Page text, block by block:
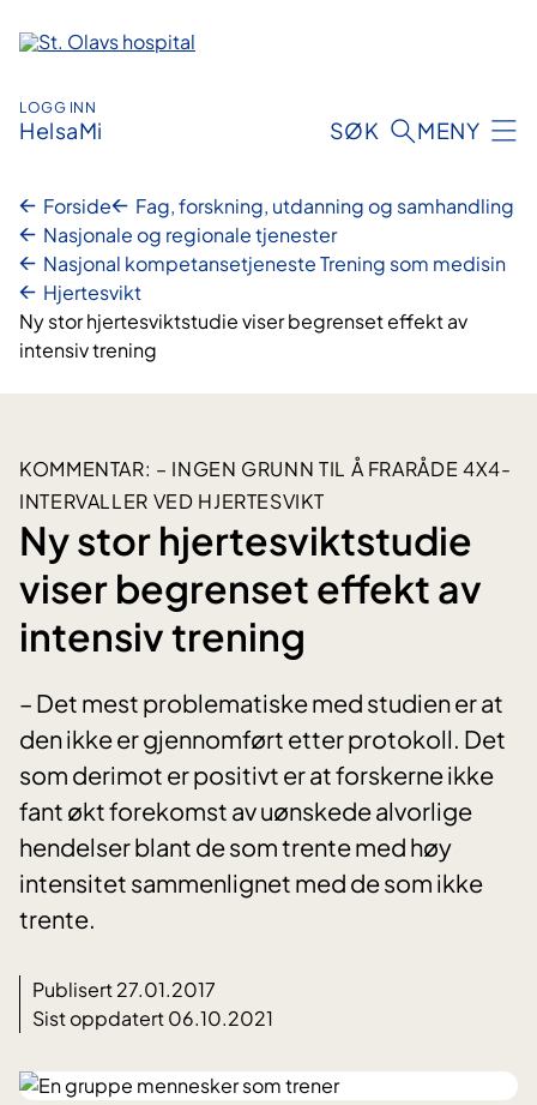
innhold
LOGG INN
HelsaMi SØK MENY
Forside
Fag, forskning, utdanning og samhandling
Nasjonale og regionale tjenester
Nasjonal kompetansetjeneste Trening som medisin
Hjertesvikt
Ny stor hjertesviktstudie viser begrenset effekt av
intensiv trening
KOMMENTAR: – INGEN GRUNN TIL Å FRARÅDE 4X4-
INTERVALLER VED HJERTESVIKT
Ny stor hjertesviktstudie
viser begrenset effekt av
intensiv trening
– Det mest problematiske med studien er at
den ikke er gjennomført etter protokoll. Det
som derimot er positivt er at forskerne ikke
fant økt forekomst av uønskede alvorlige
hendelser blant de som trente med høy
intensitet sammenlignet med de som ikke
trente.
Publisert 27.01.2017
Sist oppdatert 06.10.2021